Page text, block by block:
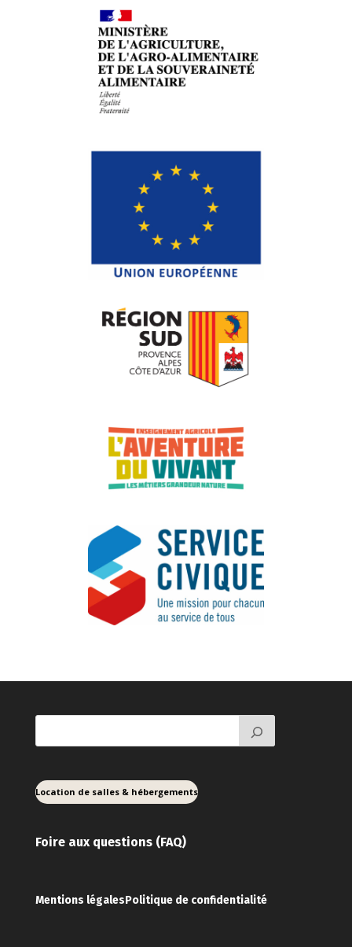
Location de salles & hébergements
Foire aux questions (FAQ)
Mentions légalesPolitique de confidentialité